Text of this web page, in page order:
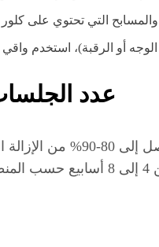
عدد
شعر الرجل، نظراً لكونه أكثر كثافة، قد يحتاج عادة إلى عدد جلسات